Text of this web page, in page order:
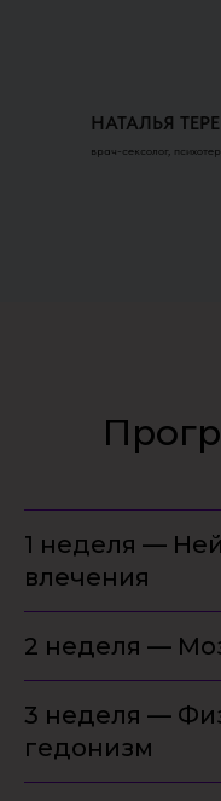
НАТАЛЬЯ
врач-сексолог,
1 неделя —
влечения
2 неделя —
3 неделя —
гедонизм